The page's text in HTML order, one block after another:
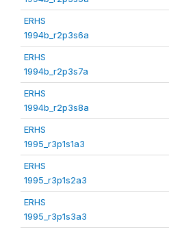
ERHS
1994b_r2p3s6a
ERHS
1994b_r2p3s7a
ERHS
1994b_r2p3s8a
ERHS
1995_r3p1s1a3
ERHS
1995_r3p1s2a3
ERHS
1995_r3p1s3a3